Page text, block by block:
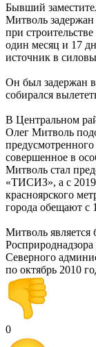
Бывший
Митволь
при
один месяц и 17
источник в
Он был задержан
собирался
В Центральном
Олег Митволь
совершенное в
Митволь стал
«ТИСИЗ», а с 2019
красноярского
города обещают с
Митволь является
Северного
по октябрь 2010
0